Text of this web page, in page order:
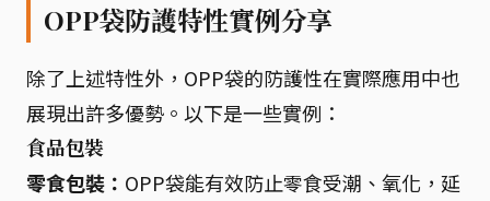
OPP袋防護特性實例分享
除了上述特性外，OPP袋的防護性在實際應用中也
展現出許多優勢。以下是一些實例：
食品包裝
零食包裝： OPP袋能有效防止零食受潮、氧化，延